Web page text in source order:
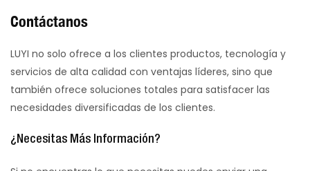
Contáctanos
LUYI no solo ofrece a los clientes productos, tecnología y
servicios de alta calidad con ventajas líderes, sino que
también ofrece soluciones totales para satisfacer las
necesidades diversificadas de los clientes.
¿Necesitas Más Información?